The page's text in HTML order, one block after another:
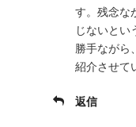
す。残念な
じないとい
勝手ながら
紹介させて
返信